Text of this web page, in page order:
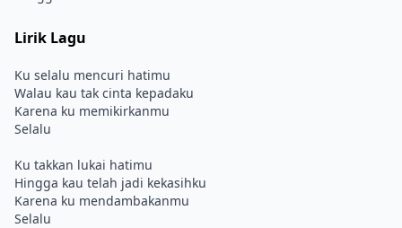
Lirik Lagu
Ku selalu mencuri hatimu
Walau kau tak cinta kepadaku
Karena ku memikirkanmu
Selalu
Ku takkan lukai hatimu
Hingga kau telah jadi kekasihku
Karena ku mendambakanmu
Selalu